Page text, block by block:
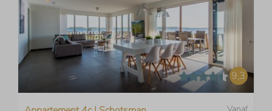
9,3
Vanaf